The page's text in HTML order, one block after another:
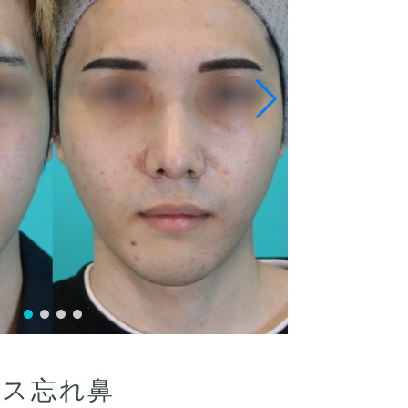
忘れ鼻